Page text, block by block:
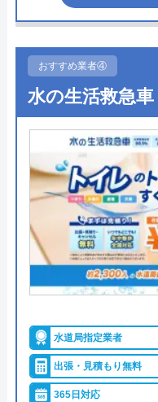
今す
ハウスラボホー
運営会社 株式
勝島
創業・設立 2024
本社所在地
〒
東
対応エリア
●定休日 年
●累計実績
数
みんなの水道屋
みんなの水道屋さん
理を行っている水道
け付けしており、最
病院メンテナンスに
術への信頼性が高い
事前見積もりを徹底
作業を依頼できま
く、見積もりや出張
でも気兼ねなく相談
おすすめ業者④
水の生活救急車
水道局指定業者
出張・見積もり無料
365日対応